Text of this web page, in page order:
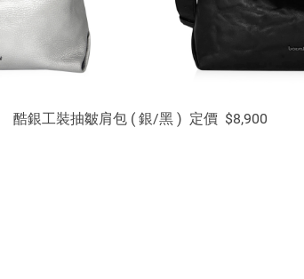
酷銀工裝抽皺肩包 ( 銀/黑 ) 定價 $8,900